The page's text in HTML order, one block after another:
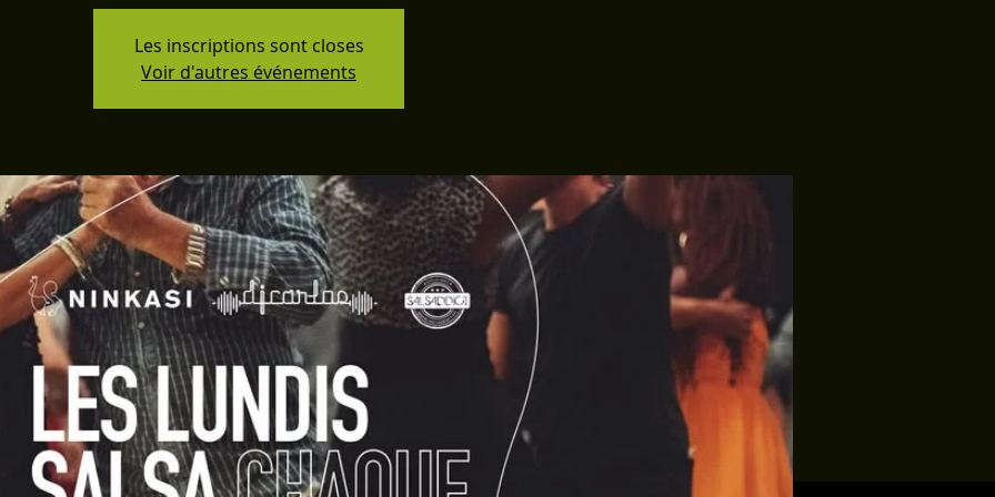
Les inscriptions sont closes
Voir d'autres événements